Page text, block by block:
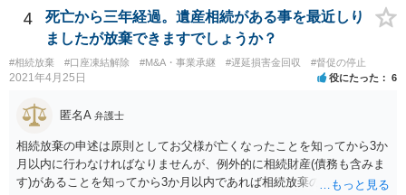
いということではなく、身分相応の、社会的儀式として当然認められ
る程度の金額に留まると考えた方がよいです。 もし、相続人の皆さん
に葬儀費用を支出する経済力がなく、質素な葬儀を行った費用であれ
ば相続財産から支出しても単純承認と認められない可能性が高いの
で、相続放棄申述が受理される可能性も高いと思います。
4
死亡から三年経過。遺産相続がある事を最近しり
ましたが放棄できますでしょうか？
#相続放棄 #口座凍結解除 #M&A・事業承継 #遅延損害金回収 #督促の停止
2021年4月25日 役にたった 6
匿名A 弁護士
相続放棄の申述は原則としてお父様が亡くなったことを知ってから3か
月以内に行わなければなりませんが、例外的に相続財産(債務も含みま
す)があることを知ってから3か月以内であれば相続放棄の申述が認め